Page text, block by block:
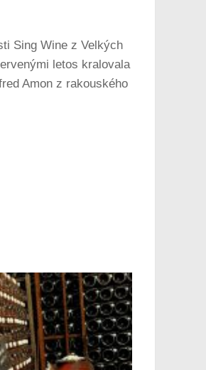
Sing Wine z Velkých
letos kralovala
Amon z rakouského